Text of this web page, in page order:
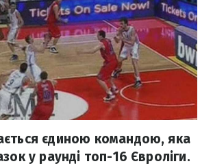
єдиною командою, яка
у раунді топ-16 Євроліги.